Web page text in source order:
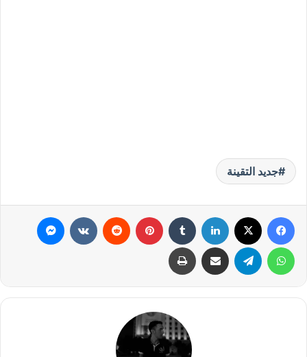
جديد التقينة
فيسبوك لينكدإن بينتيريست
واتساب تيلقرام مشاركة عبر البريد طباعة